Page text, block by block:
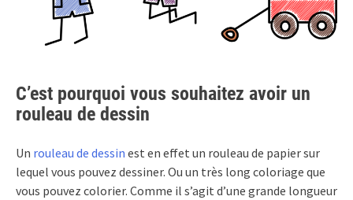
C’est pourquoi vous souhaitez avoir un
rouleau de dessin
Un rouleau de dessin est en effet un rouleau de papier sur
lequel vous pouvez dessiner. Ou un très long coloriage que
vous pouvez colorier. Comme il s’agit d’une grande longueur